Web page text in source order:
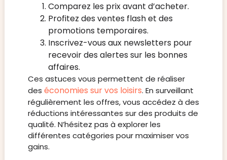
Comparez les prix avant d’acheter.
Profitez des ventes flash et des
promotions temporaires.
Inscrivez-vous aux newsletters pour
recevoir des alertes sur les bonnes
affaires.
Ces astuces vous permettent de réaliser
des économies sur vos loisirs. En surveillant
régulièrement les offres, vous accédez à des
réductions intéressantes sur des produits de
qualité. N’hésitez pas à explorer les
différentes catégories pour maximiser vos
gains.